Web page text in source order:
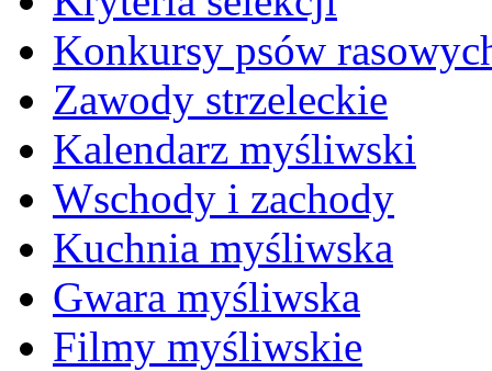
Konkursy psów
Zawody strzeleckie
Kalendarz myśliwski
Wschody i zachody
Kuchnia myśliwska
Gwara myśliwska
Filmy myśliwskie